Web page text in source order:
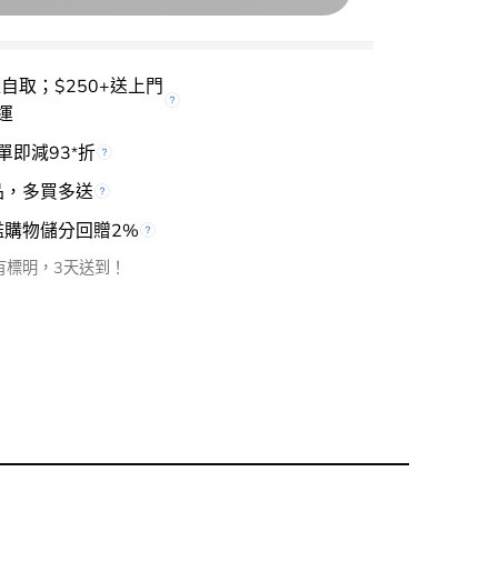
取；$250+送上門
即減93*折
多買多送
物儲分回贈2%
明，3天送到！